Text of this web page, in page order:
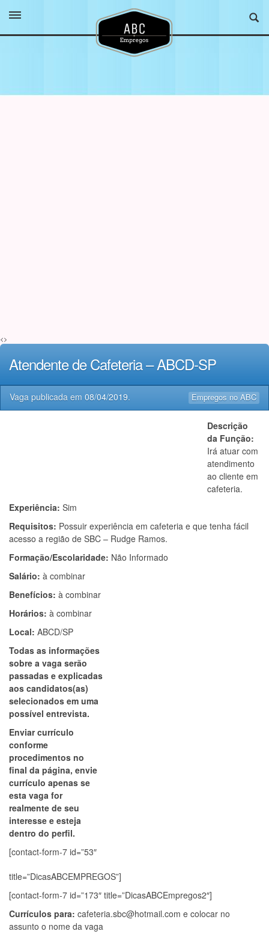
<>
Atendente de Cafeteria – ABCD-SP
Empregos no ABC
Vaga publicada em 08/04/2019.
Descrição
da Função:
Irá atuar com
atendimento
ao cliente em
cafeteria.
Experiência: Sim
Requisitos: Possuir experiência em cafeteria e que tenha fácil
acesso a região de SBC – Rudge Ramos.
Formação/Escolaridade: Não Informado
Salário: à combinar
Benefícios: à combinar
Horários: à combinar
Local: ABCD/SP
Todas as informações
sobre a vaga serão
passadas e explicadas
aos candidatos(as)
selecionados em uma
possível entrevista.
Enviar currículo
conforme
procedimentos no
final da página, envie
currículo apenas se
esta vaga for
realmente de seu
interesse e esteja
dentro do perfil.
[contact-form-7 id=”53″
title=”DicasABCEMPREGOS”]
[contact-form-7 id=”173″ title=”DicasABCEmpregos2″]
Currículos para: cafeteria.sbc@hotmail.com e colocar no
assunto o nome da vaga